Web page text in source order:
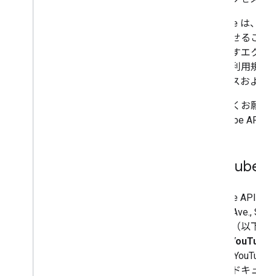
YouTube
発展させ
もたらす
ービス利
アクセス
よろしくお
- YouTube
YouTube
Cherry
用規約（以
および
連するド